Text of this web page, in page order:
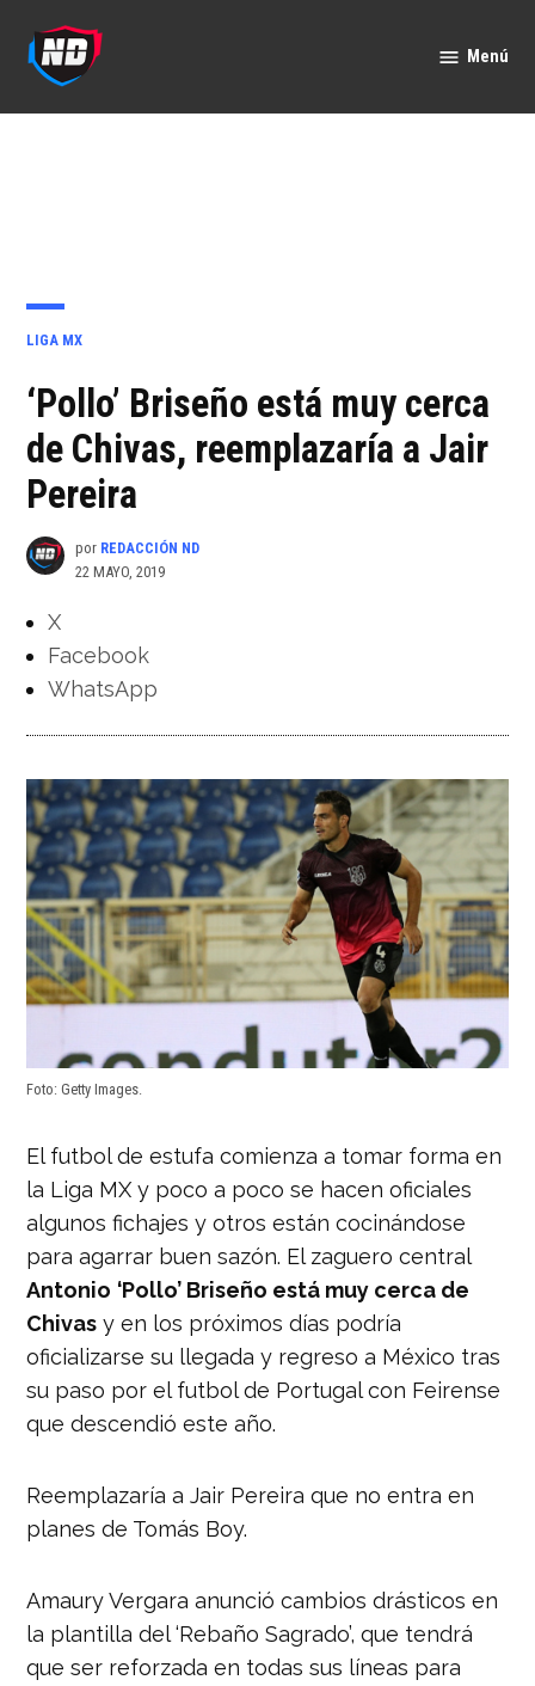
contenido
Menú
PUBLICADO
LIGA MX
‘Pollo’ Briseño está muy cerca
de Chivas, reemplazaría a Jair
Pereira
por REDACCIÓN ND
22 MAYO, 2019
X
Facebook
WhatsApp
Foto: Getty Images.
El futbol de estufa comienza a tomar forma en
la Liga MX y poco a poco se hacen oficiales
algunos fichajes y otros están cocinándose
para agarrar buen sazón. El zaguero central
Antonio ‘Pollo’ Briseño está muy cerca de
Chivas y en los próximos días podría
oficializarse su llegada y regreso a México tras
su paso por el futbol de Portugal con Feirense
que descendió este año.
Reemplazaría a Jair Pereira que no entra en
planes de Tomás Boy.
Amaury Vergara anunció cambios drásticos en
la plantilla del ‘Rebaño Sagrado’, que tendrá
que ser reforzada en todas sus líneas para